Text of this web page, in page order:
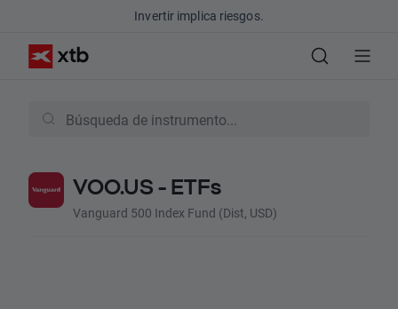
Invertir implica riesgos.
VOO.US - ETFs
Vanguard 500 Index Fund (Dist, USD)